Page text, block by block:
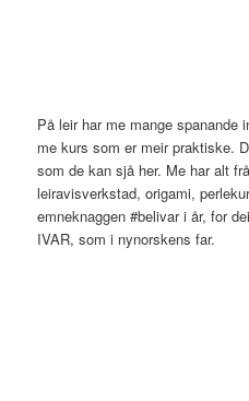
På leir har me mange spanande
me kurs som er meir praktiske.
som de kan sjå her. Me har alt
leiravisverkstad, origami,
emneknaggen #belivar i år, for
IVAR, som i nynorskens far.